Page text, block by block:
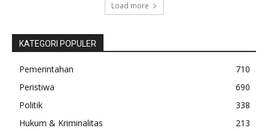
Load more
KATEGORI POPULER
Pemerintahan
710
Peristiwa
690
Politik
338
Hukum & Kriminalitas
213